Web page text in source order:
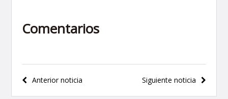
Comentarios
Navegación
Siguiente noticia
Anterior noticia